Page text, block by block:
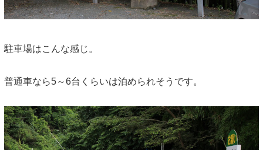
駐車場はこんな感じ。
普通車なら5～6台くらいは泊められそうです。